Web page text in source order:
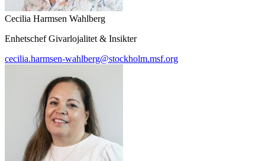
Cecilia Harmsen Wahlberg
Enhetschef Givarlojalitet & Insikter
cecilia.harmsen-wahlberg@stockholm.msf.org